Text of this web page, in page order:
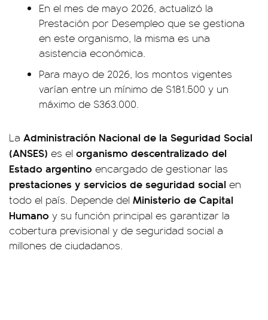
En el mes de mayo 2026, actualizó la
Prestación por Desempleo que se gestiona
en este organismo, la misma es una
asistencia económica.
Para mayo de 2026, los montos vigentes
varían entre un mínimo de $181.500 y un
máximo de $363.000.
La Administración Nacional de la Seguridad Social
(ANSES) es el organismo descentralizado del
Estado argentino encargado de gestionar las
prestaciones y servicios de seguridad social en
todo el país. Depende del Ministerio de Capital
Humano y su función principal es garantizar la
cobertura previsional y de seguridad social a
millones de ciudadanos.